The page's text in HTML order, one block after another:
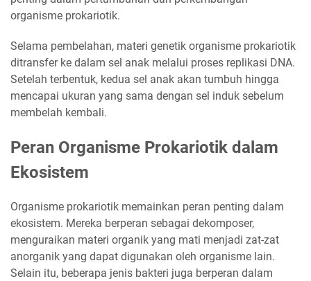
organisme prokariotik.
Selama pembelahan, materi genetik organisme prokariotik
ditransfer ke dalam sel anak melalui proses replikasi DNA.
Setelah terbentuk, kedua sel anak akan tumbuh hingga
mencapai ukuran yang sama dengan sel induk sebelum
membelah kembali.
Peran Organisme Prokariotik dalam
Ekosistem
Organisme prokariotik memainkan peran penting dalam
ekosistem. Mereka berperan sebagai dekomposer,
menguraikan materi organik yang mati menjadi zat-zat
anorganik yang dapat digunakan oleh organisme lain.
Selain itu, beberapa jenis bakteri juga berperan dalam